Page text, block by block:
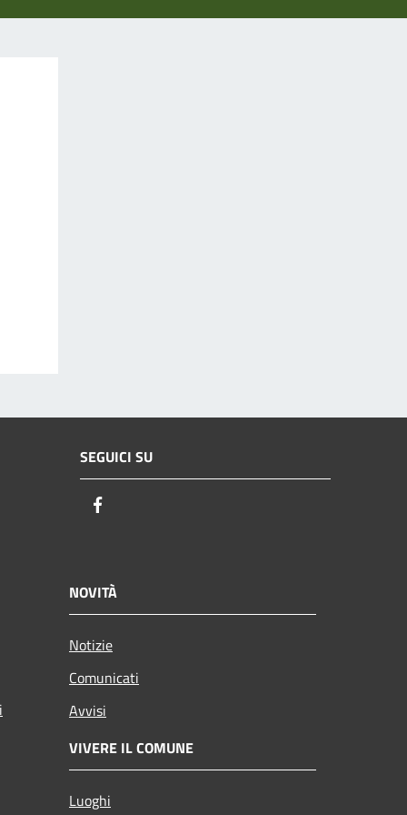
SEGUICI SU
NOVITÀ
Notizie
Comunicati
Avvisi
VIVERE IL COMUNE
Luoghi